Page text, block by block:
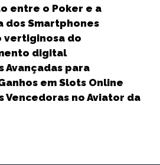
entre o Poker e a
dos Smartphones
vertiginosa do
digital
Avançadas para
em Slots Online
Vencedoras no Aviator da